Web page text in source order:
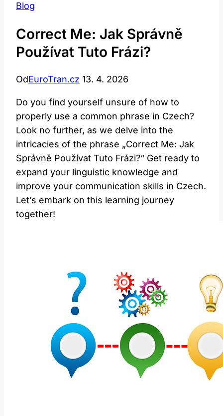
Blog
Correct Me: Jak Správně
Používat Tuto Frázi?
OdEuroTran.cz 13. 4. 2026
Do you find yourself unsure of how to
properly use a common phrase in Czech?
Look no further, as we delve into the
intricacies of the phrase „Correct Me: Jak
Správně Používat Tuto Frázi?“ Get ready to
expand your linguistic knowledge and
improve your communication skills in Czech.
Let’s embark on this learning journey
together!